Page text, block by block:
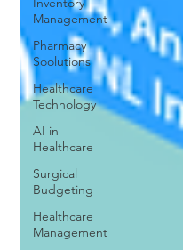
Management
Pharmacy
Soolutions
Healthcare
Technology
AI in
Healthcare
Surgical
Budgeting
Healthcare
Management